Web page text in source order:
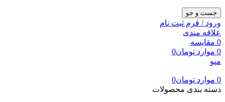
جست و جو
ورود / فرم ثبت نام
علاقه مندی
0 مقایسه
0 موارد تومان0
منو
0 موارد تومان0
دسته بندی محصولات